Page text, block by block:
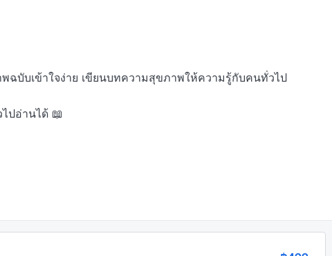
บับเข้าใจง่าย เขียนบทความสุขภาพให้ความรู้กับคนทั่วไป
ปอ่านได้ 📖